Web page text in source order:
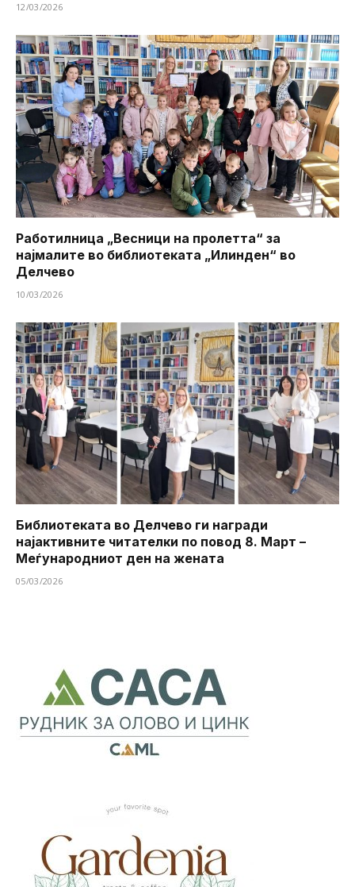
12/03/2026
Работилница „Весници на пролетта“ за
најмалите во библиотеката „Илинден“ во
Делчево
10/03/2026
Библиотеката во Делчево ги награди
најактивните читателки по повод 8. Март –
Меѓународниот ден на жената
05/03/2026